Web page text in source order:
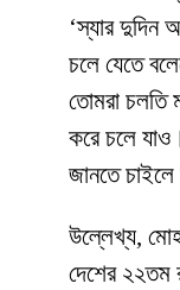
‘স্যার দুদিন
চলে যেতে
তোমরা চলতি
করে চলে
জানতে
উল্লেখ্য,
দেশের ২২তম